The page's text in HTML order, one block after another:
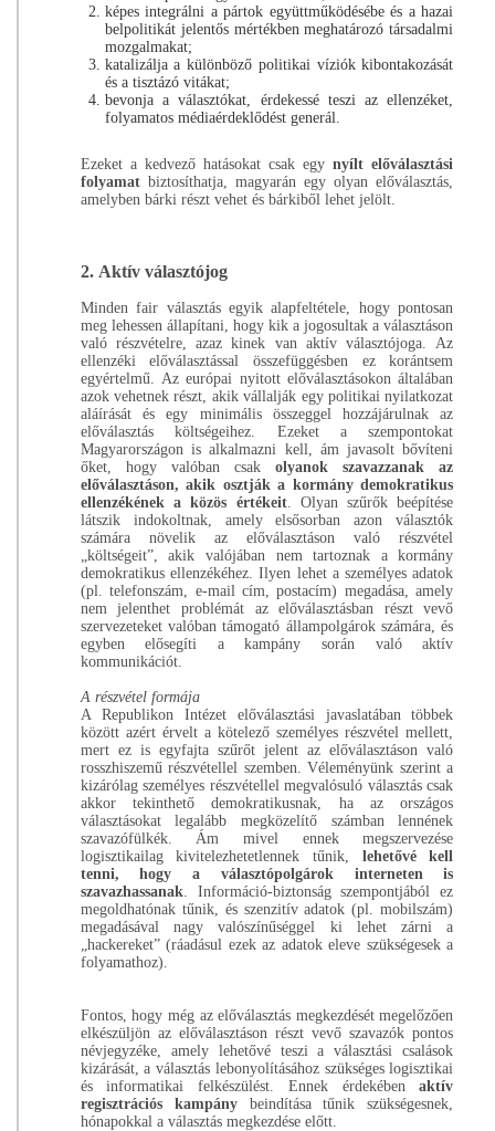
képes integrálni a pártok együttműködésébe és a hazai
belpolitikát jelentős mértékben meghatározó társadalmi
mozgalmakat;
katalizálja a különböző politikai víziók kibontakozását
és a tisztázó vitákat;
bevonja a választókat, érdekessé teszi az ellenzéket,
folyamatos médiaérdeklődést generál.
Ezeket a kedvező hatásokat csak egynyílt előválasztási
folyamatbiztosíthatja, magyarán egy olyan előválasztás,
amelyben bárki részt vehet és bárkiből lehet jelölt.
2. Aktív választójog
Minden fair választás egyik alapfeltétele, hogy pontosan
meg lehessen állapítani, hogy kik a jogosultak a választáson
való részvételre, azaz kinek van aktív választójoga. Az
ellenzéki előválasztással összefüggésben ez korántsem
egyértelmű. Az európai nyitott előválasztásokon általában
azok vehetnek részt, akik vállalják egy politikai nyilatkozat
aláírását és egy minimális összeggel hozzájárulnak az
előválasztás költségeihez. Ezeket a szempontokat
Magyarországon is alkalmazni kell, ám javasolt bővíteni
őket, hogy valóban csakolyanok szavazzanak az
előválasztáson, akik osztják a kormány demokratikus
ellenzékének a közös értékeit. Olyan szűrők beépítése
látszik indokoltnak, amely elsősorban azon választók
számára növelik az előválasztáson való részvétel
„költségeit”, akik valójában nem tartoznak a kormány
demokratikus ellenzékéhez. Ilyen lehet a személyes adatok
(pl. telefonszám, e-mail cím, postacím) megadása, amely
nem jelenthet problémát az előválasztásban részt vevő
szervezeteket valóban támogató állampolgárok számára, és
egyben elősegíti a kampány során való aktív
kommunikációt.
A részvétel formája
A Republikon Intézet előválasztási javaslatában többek
között azért érvelt a kötelező személyes részvétel mellett,
mert ez is egyfajta szűrőt jelent az előválasztáson való
rosszhiszemű részvétellel szemben. Véleményünk szerint a
kizárólag személyes részvétellel megvalósuló választás csak
akkor tekinthető demokratikusnak, ha az országos
választásokat legalább megközelítő számban lennének
szavazófülkék. Ám mivel ennek megszervezése
logisztikailag kivitelezhetetlennek tűnik, lehetővé kell
tenni, hogy a választópolgárok interneten is
szavazhassanak . Információ-biztonság szempontjából ez
megoldhatónak tűnik, és szenzitív adatok (pl. mobilszám)
megadásával nagy valószínűséggel ki lehet zárni a
„hackereket” (ráadásul ezek az adatok eleve szükségesek a
folyamathoz).
Fontos, hogy még az előválasztás megkezdését megelőzően
elkészüljön az előválasztáson részt vevő szavazók pontos
névjegyzéke, amely lehetővé teszi a választási csalások
kizárását, a választás lebonyolításához szükséges logisztikai
és informatikai felkészülést. Ennek érdekébenaktív
regisztrációs kampánybeindítása tűnik szükségesnek,
hónapokkal a választás megkezdése előtt.